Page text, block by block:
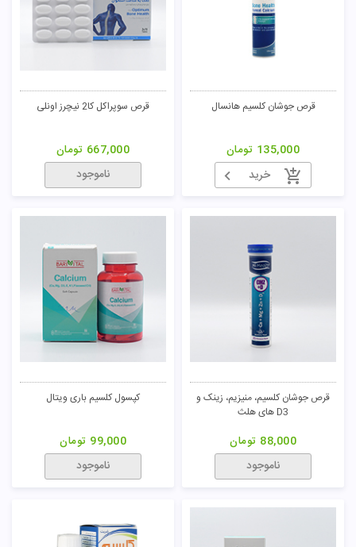
قرص جوشان کلسیم هانسال
135,000 تومان
خرید
قرص سوپراکل کا2 نیچرز اونلی
667,000 تومان
ناموجود
قرص جوشان کلسیم، منیزیم، زینک و
D3 های هلث
88,000 تومان
ناموجود
کپسول کلسیم باری ویتال
99,000 تومان
ناموجود